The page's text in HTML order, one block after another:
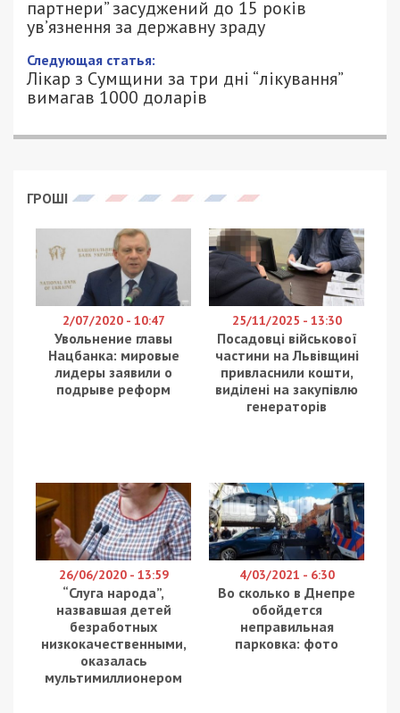
партнери” засуджений до 15 років
ув’язнення за державну зраду
Следующая статья:
Лікар з Сумщини за три дні “лікування”
вимагав 1000 доларів
ГРОШІ
2/07/2020 - 10:47
Увольнение главы
Нацбанка: мировые
лидеры заявили о
подрыве реформ
25/11/2025 - 13:30
Посадовці військової
частини на Львівщині
привласнили кошти,
виділені на закупівлю
генераторів
26/06/2020 - 13:59
“Слуга народа”,
назвавшая детей
безработных
низкокачественными,
оказалась
мультимиллионером
4/03/2021 - 6:30
Во сколько в Днепре
обойдется
неправильная
парковка: фото